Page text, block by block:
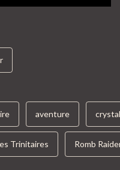
aventure
Trinitaires Romb